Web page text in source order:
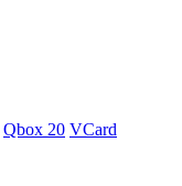
Qbox 20 VCard